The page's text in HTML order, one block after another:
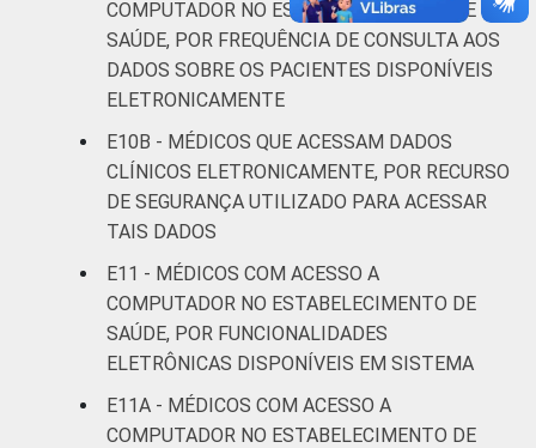
COMPUTADOR NO ESTABELECIMENTO DE
SAÚDE, POR FREQUÊNCIA DE CONSULTA AOS
DADOS SOBRE OS PACIENTES DISPONÍVEIS
ELETRONICAMENTE
E10B - MÉDICOS QUE ACESSAM DADOS
CLÍNICOS ELETRONICAMENTE, POR RECURSO
DE SEGURANÇA UTILIZADO PARA ACESSAR
TAIS DADOS
E11 - MÉDICOS COM ACESSO A
COMPUTADOR NO ESTABELECIMENTO DE
SAÚDE, POR FUNCIONALIDADES
ELETRÔNICAS DISPONÍVEIS EM SISTEMA
E11A - MÉDICOS COM ACESSO A
COMPUTADOR NO ESTABELECIMENTO DE